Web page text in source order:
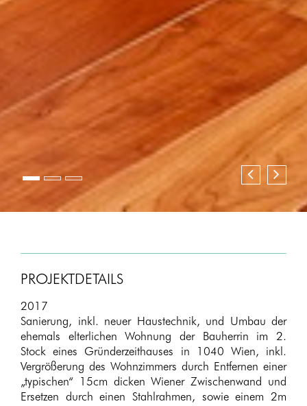
Zurück
PROJEKTDETAILS
2017
Sanierung, inkl. neuer Haustechnik, und Umbau der
ehemals elterlichen Wohnung der Bauherrin im 2.
Stock eines Gründerzeithauses in 1040 Wien, inkl.
Vergrößerung des Wohnzimmers durch Entfernen einer
„typischen“ 15cm dicken Wiener Zwischenwand und
Ersetzen durch einen Stahlrahmen, sowie einem 2m